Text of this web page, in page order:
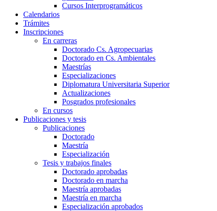
Cursos Interprogramáticos
Calendarios
Trámites
Inscripciones
En carreras
Doctorado Cs. Agropecuarias
Doctorado en Cs. Ambientales
Maestrías
Especializaciones
Diplomatura Universitaria Superior
Actualizaciones
Posgrados profesionales
En cursos
Publicaciones y tesis
Publicaciones
Doctorado
Maestría
Especialización
Tesis y trabajos finales
Doctorado aprobadas
Doctorado en marcha
Maestría aprobadas
Maestría en marcha
Especialización aprobados